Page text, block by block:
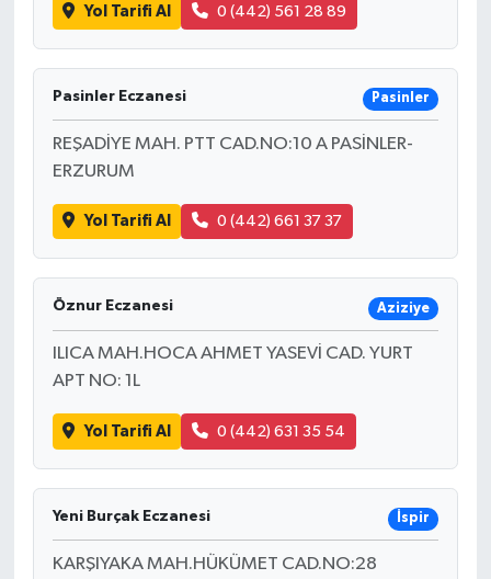
Yol Tarifi Al 0 (442) 561 28 89
Pasinler Eczanesi Pasinler
REŞADİYE MAH. PTT CAD.NO:10 A PASİNLER-
ERZURUM
Yol Tarifi Al 0 (442) 661 37 37
Öznur Eczanesi Aziziye
ILICA MAH.HOCA AHMET YASEVİ CAD. YURT
APT NO: 1L
Yol Tarifi Al 0 (442) 631 35 54
Yeni Burçak Eczanesi İspir
KARŞIYAKA MAH.HÜKÜMET CAD.NO:28